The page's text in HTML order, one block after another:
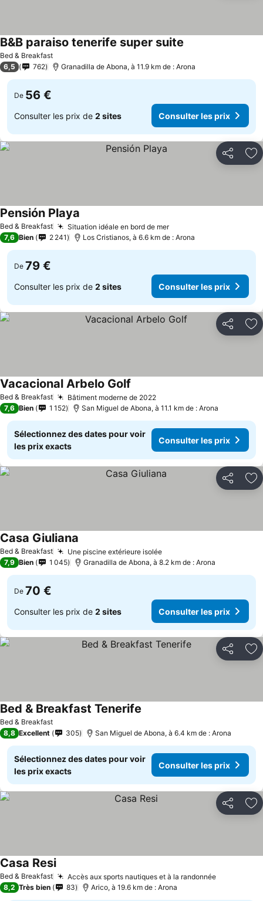
Bed & Breakfast
B&B paraiso tenerife super suite
6,5 762 Granadilla de Abona, à 11.9 km de : Arona
De 56 €
Consulter les prix de 2 sites Consulter les prix
Partager
Bed & Breakfast Situation idéale en bord de merConsulter les prix
Pensión Playa
7,6 Bien 2 241 Los Cristianos, à 6.6 km de : Arona
De 79 €
Consulter les prix de 2 sites Consulter les prix
Partager
Bed & Breakfast Bâtiment moderne de 2022Consulter les prix
Vacacional Arbelo Golf
7,6 Bien 1 152 San Miguel de Abona, à 11.1 km de : Arona
Sélectionnez des dates pour voir
les prix exacts
Consulter les prix
Partager
Bed & Breakfast Une piscine extérieure isoléeConsulter les prix
Casa Giuliana
7,9 Bien 1 045 Granadilla de Abona, à 8.2 km de : Arona
De 70 €
Consulter les prix de 2 sites Consulter les prix
Partager
Bed & Breakfast
Bed & Breakfast Tenerife
8,8 Excellent 305 San Miguel de Abona, à 6.4 km de : Arona
Sélectionnez des dates pour voir
les prix exacts
Consulter les prix
Partager
Bed & Breakfast Accès aux sports nautiques et à la randonnéeConsulter
Casa ResiConsulter les prix
8,2 Très bien 83 Arico, à 19.6 km de : Arona